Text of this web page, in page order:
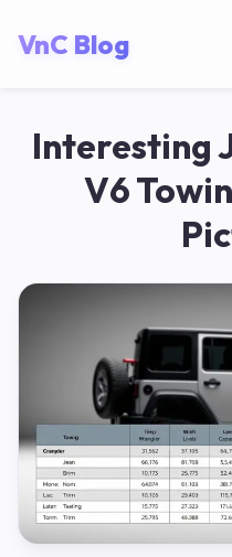
VnC Blog
Interesting
V6